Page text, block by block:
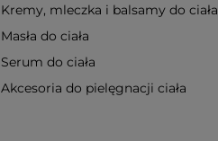
Kremy, mleczka i balsamy do ciała
Masła do ciała
Serum do ciała
Akcesoria do pielęgnacji ciała